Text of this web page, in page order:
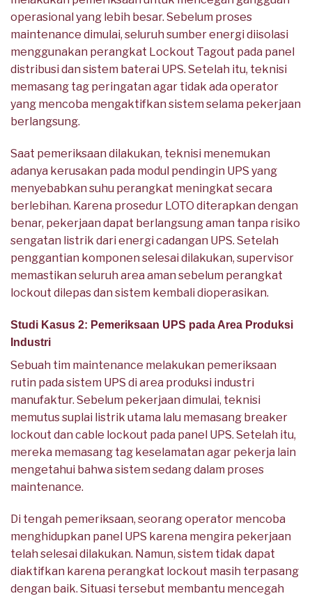
operasional yang lebih besar. Sebelum proses
maintenance dimulai, seluruh sumber energi diisolasi
menggunakan perangkat Lockout Tagout pada panel
distribusi dan sistem baterai UPS. Setelah itu, teknisi
memasang tag peringatan agar tidak ada operator
yang mencoba mengaktifkan sistem selama pekerjaan
berlangsung.
Saat pemeriksaan dilakukan, teknisi menemukan
adanya kerusakan pada modul pendingin UPS yang
menyebabkan suhu perangkat meningkat secara
berlebihan. Karena prosedur LOTO diterapkan dengan
benar, pekerjaan dapat berlangsung aman tanpa risiko
sengatan listrik dari energi cadangan UPS. Setelah
penggantian komponen selesai dilakukan, supervisor
memastikan seluruh area aman sebelum perangkat
lockout dilepas dan sistem kembali dioperasikan.
Studi Kasus 2: Pemeriksaan UPS pada Area Produksi
Industri
Sebuah tim maintenance melakukan pemeriksaan
rutin pada sistem UPS di area produksi industri
manufaktur. Sebelum pekerjaan dimulai, teknisi
memutus suplai listrik utama lalu memasang breaker
lockout dan cable lockout pada panel UPS. Setelah itu,
mereka memasang tag keselamatan agar pekerja lain
mengetahui bahwa sistem sedang dalam proses
maintenance.
Di tengah pemeriksaan, seorang operator mencoba
menghidupkan panel UPS karena mengira pekerjaan
telah selesai dilakukan. Namun, sistem tidak dapat
diaktifkan karena perangkat lockout masih terpasang
dengan baik. Situasi tersebut membantu mencegah